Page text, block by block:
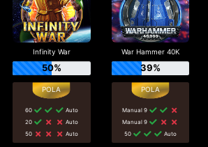
Infinity War
50%
60
Auto
20
Auto
50
Auto
War Hammer 40K
39%
Manual 9
Manual 9
50
Auto